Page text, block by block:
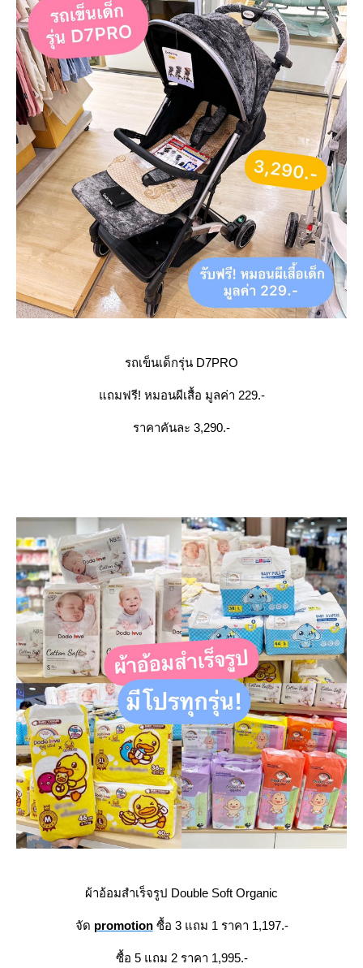
รถเข็นเด็กรุ่น D7PRO
ถมฟรี! หมอนผีเสื้อ มูลค่า 229.-
ราคาคันละ 3,290.-
ผ้าอ้อมสำเร็จรูป Double Soft Organic
จัด promotionซื้อ 3 แถม 1 ราคา 1,197.-
ซื้อ 5 แถม 2 ราคา 1,995.-